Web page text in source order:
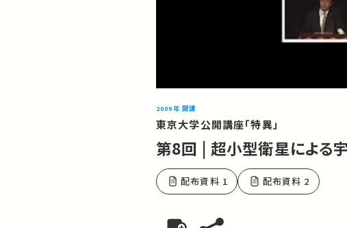
2009年 開講
東京大学公開講座「特異」
第8回 | 超小型衛星による
配布資料 1 配布資料 2